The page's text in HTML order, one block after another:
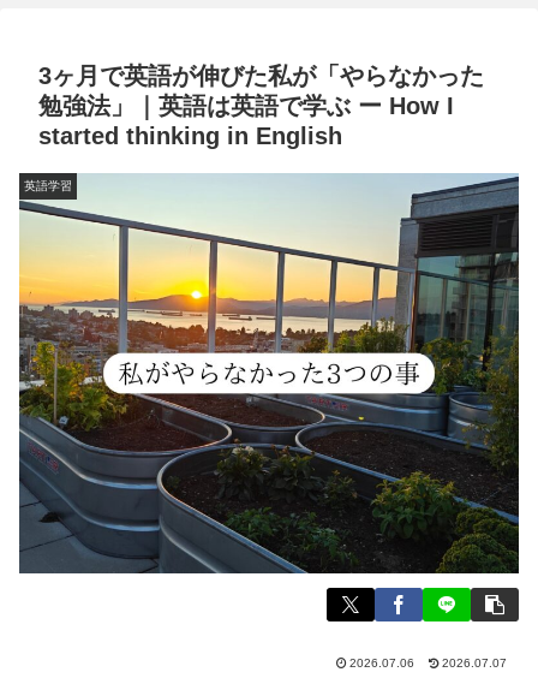
3ヶ月で英語が伸びた私が「やらなかった
勉強法」｜英語は英語で学ぶ ー How I
started thinking in English
英語学習
2026.07.06 2026.07.07